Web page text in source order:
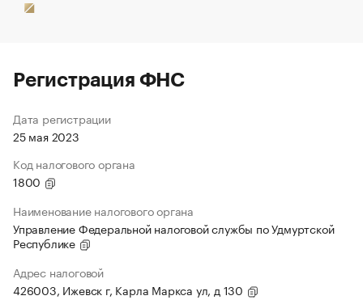
Регистрация ФНС
Дата регистрации
25 мая 2023
Код налогового органа
1800
Наименование налогового органа
Управление Федеральной налоговой службы по Удмуртской
Республике
Адрес налоговой
426003, Ижевск г, Карла Маркса ул, д 130